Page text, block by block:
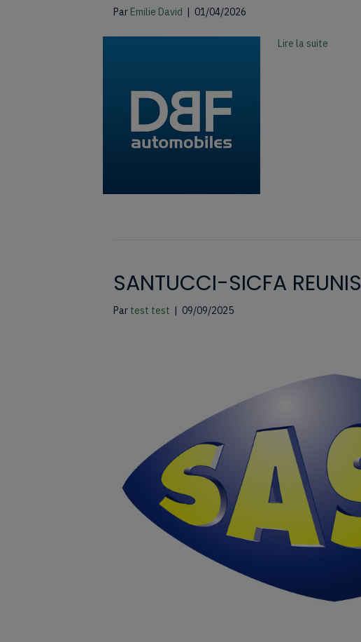
Par Emilie David | 01/04/2026
Lire la suite
SANTUCCI-SICFA REUNIS
Par test test | 09/09/2025